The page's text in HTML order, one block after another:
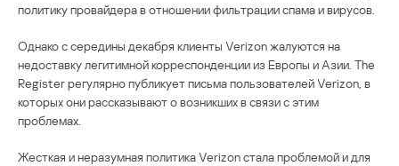
политику провайдера в отношении фильтрации спама и вирусов.
Однако с середины декабря клиенты Verizon жалуются на
недоставку легитимной корреспонденции из Европы и Азии. The
Register регулярно публикует письма пользователей Verizon, в
которых они рассказывают о возникших в связи с этим
проблемах.
Жесткая и неразумная политика Verizon стала проблемой и для